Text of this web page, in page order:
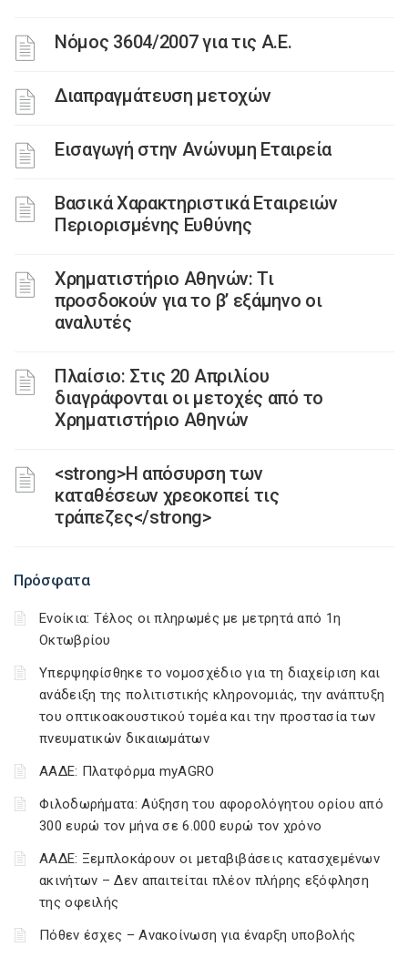
Nόμος 3604/2007 για τις Α.Ε.
Διαπραγμάτευση μετοχών
Εισαγωγή στην Ανώνυμη Εταιρεία
Βασικά Χαρακτηριστικά Εταιρειών
Περιορισμένης Ευθύνης
Χρηματιστήριο Αθηνών: Τι
προσδοκούν για το β’ εξάμηνο οι
αναλυτές
Πλαίσιο: Στις 20 Απριλίου
διαγράφονται οι μετοχές από το
Χρηματιστήριο Αθηνών
<strong>Η απόσυρση των
καταθέσεων χρεοκοπεί τις
τράπεζες</strong>
Πρόσφατα
Ενοίκια: Τέλος οι πληρωμές με μετρητά από 1η
Οκτωβρίου
Υπερψηφίσθηκε το νομοσχέδιο για τη διαχείριση και
ανάδειξη της πολιτιστικής κληρονομιάς, την ανάπτυξη
του οπτικοακουστικού τομέα και την προστασία των
πνευματικών δικαιωμάτων
ΑΑΔΕ: Πλατφόρμα myAGRO
Φιλοδωρήματα: Αύξηση του αφορολόγητου ορίου από
300 ευρώ τον μήνα σε 6.000 ευρώ τον χρόνο
ΑΑΔΕ: Ξεμπλοκάρουν οι μεταβιβάσεις κατασχεμένων
ακινήτων – Δεν απαιτείται πλέον πλήρης εξόφληση
της οφειλής
Πόθεν έσχες – Ανακοίνωση για έναρξη υποβολής